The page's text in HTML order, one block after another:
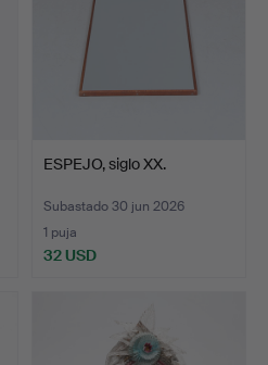
ESPEJO, siglo XX.
Subastado 30 jun 2026
1 puja
32 USD